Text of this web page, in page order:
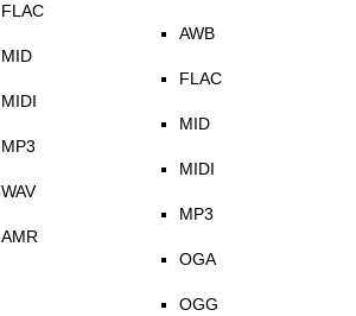
FLAC
MID
MIDI
MP3
WAV
AMR
AWB
FLAC
MID
MIDI
MP3
OGA
OGG